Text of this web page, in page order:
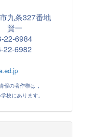
九条327番地
賢一
22-6984
22-6982
報の著作権は，
校にあります。